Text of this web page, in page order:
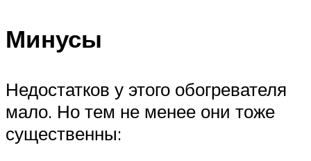
Минусы
Недостатков у этого обогревателя
мало. Но тем не менее они тоже
существенны: